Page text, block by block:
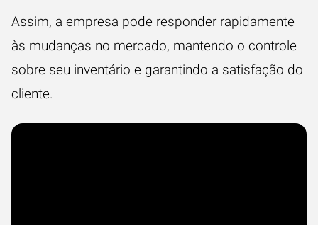
Assim, a empresa pode responder rapidamente
às mudanças no mercado, mantendo o controle
sobre seu inventário e garantindo a satisfação do
cliente.